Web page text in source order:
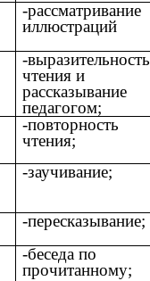
-рассматривание
иллюстраций
-выразительность
чтения и
рассказывание
педагогом;
-повторность
чтения;
-заучивание;
-пересказывание;
-беседа по
прочитанному;